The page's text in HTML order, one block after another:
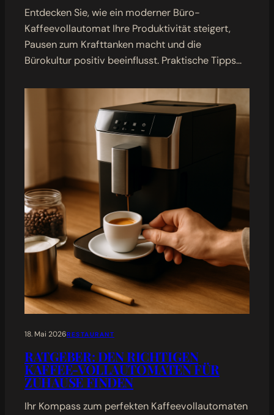
Entdecken Sie, wie ein moderner Büro-
Kaffeevollautomat Ihre Produktivität steigert,
Pausen zum Krafttanken macht und die
Bürokultur positiv beeinflusst. Praktische Tipps…
18. Mai 2026RESTAURANT
RATGEBER: DEN RICHTIGEN
KAFFEE-VOLLAUTOMATEN FÜR
ZUHAUSE FINDEN
Ihr Kompass zum perfekten Kaffeevollautomaten